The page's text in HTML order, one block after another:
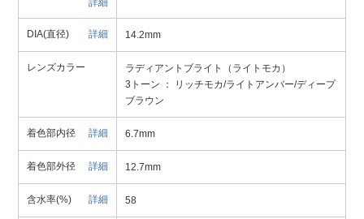
DIA(直径) 詳細 14.2mm
レンズカラー
ラディアントブライト（ライトモカ）
3トーン ： リッチモカ/ライトアンバー/ディープ
ブラウン
着色部内径 詳細 6.7mm
着色部外径 詳細 12.7mm
含水率(%) 詳細 58